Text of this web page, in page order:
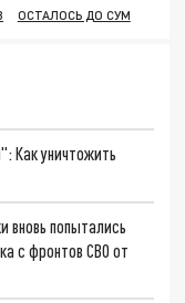
ОСТАЛОСЬ ДО СУМ
Как уничтожить
вновь попытались
с фронтов СВО от